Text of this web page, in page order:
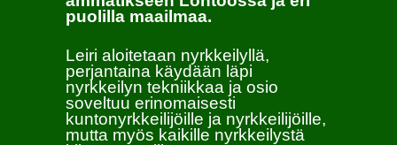
puolilla maailmaa.
Leiri aloitetaan nyrkkeilyllä,
perjantaina käydään läpi
nyrkkeilyn tekniikkaa ja osio
soveltuu erinomaisesti
kuntonyrkkeilijöille ja nyrkkeilijöille,
mutta myös kaikille nyrkkeilystä